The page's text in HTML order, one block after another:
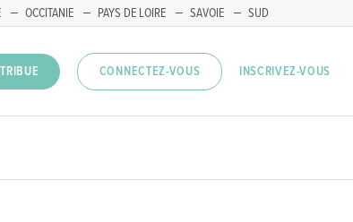
OCCITANIE PAYS DE LOIRE SAVOIE SUD
CONNECTEZ-VOUS INSCRIVEZ-VOUS